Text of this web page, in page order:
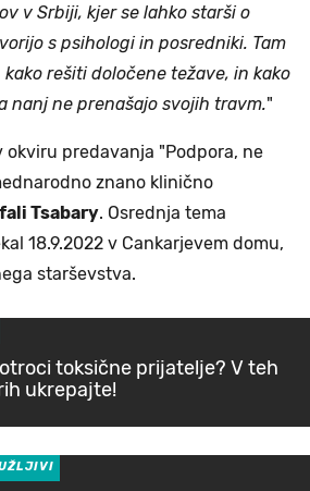
v Srbiji, kjer se lahko starši o
s psihologi in posredniki. Tam
rešiti določene težave, in kako
nanj ne prenašajo svojih travm."
okviru predavanja "Podpora, ne
znano klinično
Tsabary. Osrednja tema
18.9.2022 v Cankarjevem domu,
starševstva.
toksične prijatelje? V teh
ukrepajte!